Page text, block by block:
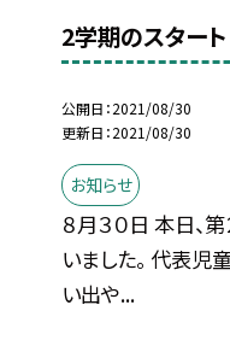
2学期のスタート
公開日 2021/08/30
更新日 2021/08/30
お知らせ
８月３０日 本日、
いました。 代表児
い出や...